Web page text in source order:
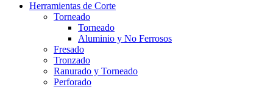
Herramientas de Corte
Torneado
Torneado
Aluminio y No Ferrosos
Fresado
Tronzado
Ranurado y Torneado
Perforado